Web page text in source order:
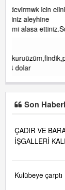
gelin
de RUHİ
yaz geldi
ekmek
konserleri
Son
ÇADIR VE
İŞGALLERİ
Kulübeye çarptı